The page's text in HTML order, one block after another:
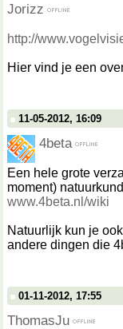
Jorizz
http://
Hier vind je een
11-05-2012, 16:09
4beta
Een hele grote
moment)
www.4beta.nl/wiki
Natuurlijk kun je
andere dingen die
01-11-2012, 17:55
ThomasJu